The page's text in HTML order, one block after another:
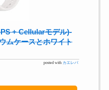
+ Cellularモデル)-
ムケースとホワイト
posted with カエレバ